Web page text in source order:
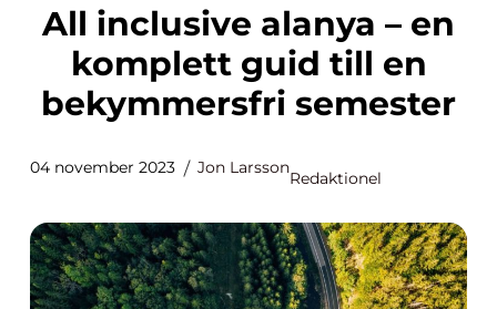
All inclusive alanya – en
komplett guid till en
bekymmersfri semester
04 november 2023 Jon Larsson
Redaktionel